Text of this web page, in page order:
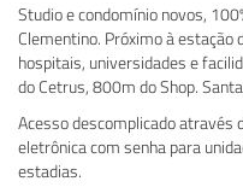
Studio e condomínio novos,
Clementino. Próximo à estação
hospitais, universidades e
do Cetrus, 800m do Shop.
Acesso descomplicado através
eletrônica com senha para
estadias.